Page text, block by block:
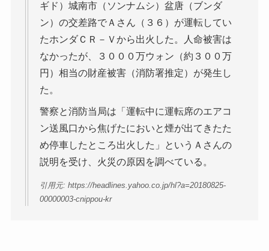
ギド）城南市（ソンナムシ）盆唐（ブンダ
ン）の交差路でＡさん（３６）が運転してい
たホンダＣＲ－Ｖから出火した。人命被害は
なかったが、３０００万ウォン（約３００万
円）相当の財産被害（消防署推定）が発生し
た。
警察と消防当局は「運転中に運転席のエアコ
ン送風口から焦げたにおいと煙が出てきたた
め停車したところ出火した」というＡさんの
説明を受け、火災の原因を調べている。
引用元: https://headlines.yahoo.co.jp/hl?a=20180825-
00000003-cnippou-kr